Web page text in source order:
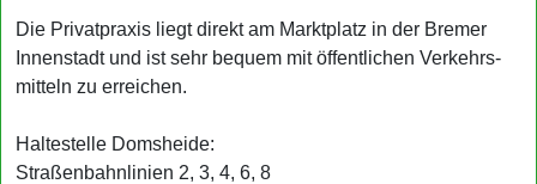
Die Privatpraxis liegt direkt am Marktplatz in der Bremer
Innen­stadt und ist sehr bequem mit öffent­lichen Verkehrs­
mitteln zu erreichen.
Haltestelle Domsheide:
Straßenbahnlinien 2, 3, 4, 6, 8